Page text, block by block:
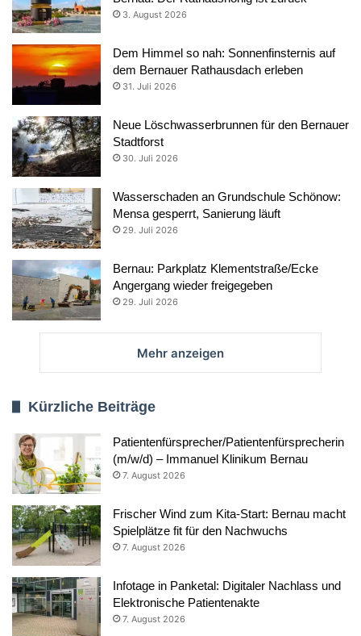
3. August 2026
Dem Himmel so nah: Sonnenfinsternis auf
dem Bernauer Rathausdach erleben
31. Juli 2026
Neue Löschwasserbrunnen für den Bernauer
Stadtforst
30. Juli 2026
Wasserschaden an Grundschule Schönow:
Mensa gesperrt, Sanierung läuft
29. Juli 2026
Bernau: Parkplatz Klementstraße/Ecke
Angergang wieder freigegeben
29. Juli 2026
Mehr anzeigen
Kürzliche Beiträge
Patientenfürsprecher/Patientenfürsprecherin
(m/w/d) – Immanuel Klinikum Bernau
7. August 2026
Frischer Wind zum Kita-Start: Bernau macht
Spielplätze fit für den Nachwuchs
7. August 2026
Infotage in Panketal: Digitaler Nachlass und
Elektronische Patientenakte
7. August 2026